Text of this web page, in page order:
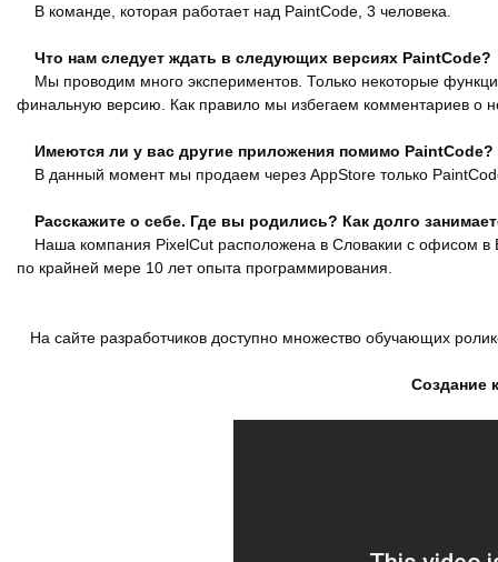
В команде, которая работает над PaintCode, 3 человека.
Что нам следует ждать в следующих версиях PaintCode?
Мы проводим много экспериментов. Только некоторые
финальную версию. Как правило мы избегаем комментариев о
Имеются ли у вас другие приложения помимо PaintCode?
В данный момент мы продаем через AppStore только
Расскажите о себе. Где вы родились? Как долго
Наша компания PixelCut расположена в Словакии с офисом в
по крайней мере 10 лет опыта программирования.
На сайте разработчиков доступно множество обучающих
Создание